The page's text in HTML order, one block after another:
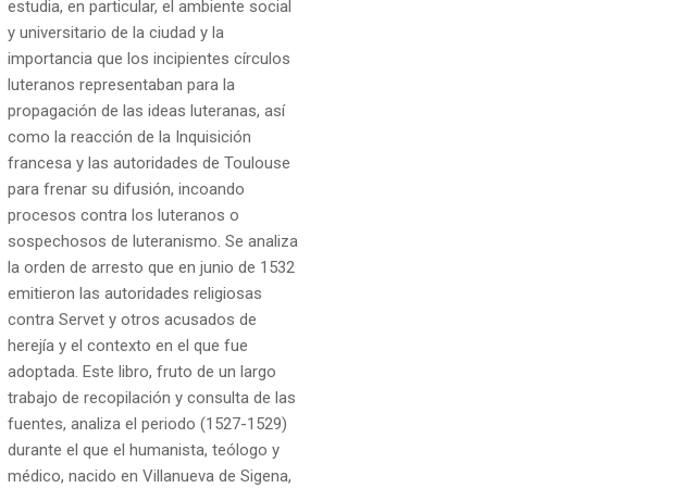
estudia, en particular, el ambiente social
y universitario de la ciudad y la
importancia que los incipientes círculos
luteranos representaban para la
propagación de las ideas luteranas, así
como la reacción de la Inquisición
francesa y las autoridades de Toulouse
para frenar su difusión, incoando
procesos contra los luteranos o
sospechosos de luteranismo. Se analiza
la orden de arresto que en junio de 1532
emitieron las autoridades religiosas
contra Servet y otros acusados de
herejía y el contexto en el que fue
adoptada. Este libro, fruto de un largo
trabajo de recopilación y consulta de las
fuentes, analiza el periodo (1527-1529)
durante el que el humanista, teólogo y
médico, nacido en Villanueva de Sigena,